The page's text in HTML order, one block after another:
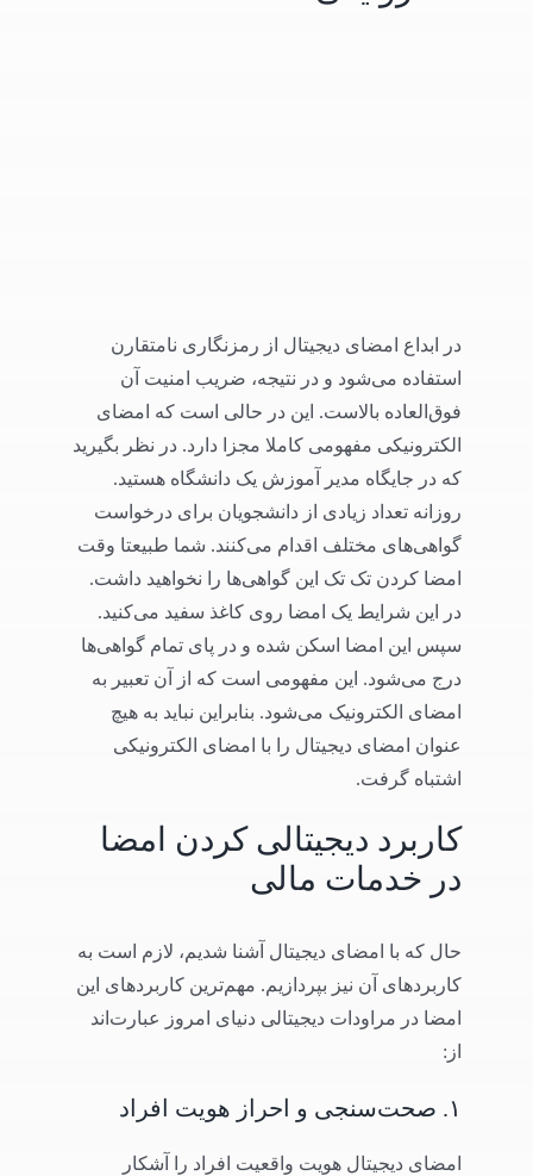
در ابداع امضای دیجیتال از رمزنگاری نامتقارن
استفاده می‌شود و در نتیجه، ضریب امنیت آن
فوق‌العاده بالاست. این در حالی است که امضای
الکترونیکی مفهومی کاملا مجزا دارد. در نظر بگیرید
که در جایگاه مدیر آموزش یک دانشگاه هستید.
روزانه تعداد زیادی از دانشجویان برای درخواست
گواهی‌های مختلف اقدام می‌کنند. شما طبیعتا وقت
امضا کردن تک تک این گواهی‌ها را نخواهید داشت.
در این شرایط یک امضا روی کاغذ سفید می‌کنید.
سپس این امضا اسکن شده و در پای تمام گواهی‌ها
درج می‌شود. این مفهومی است که از آن تعبیر به
امضای الکترونیک می‌شود. بنابراین نباید به هیچ
عنوان امضای دیجیتال را با امضای الکترونیکی
اشتباه گرفت.
کاربرد دیجیتالی کردن امضا
در خدمات مالی
حال که با امضای دیجیتال آشنا شدیم، لازم است به
کاربردهای آن نیز بپردازیم. مهم‌ترین کاربردهای این
امضا در مراودات دیجیتالی دنیای امروز عبارت‌اند
از:
۱. صحت‌سنجی و احراز هویت افراد
امضای دیجیتال هویت واقعیت افراد را آشکار